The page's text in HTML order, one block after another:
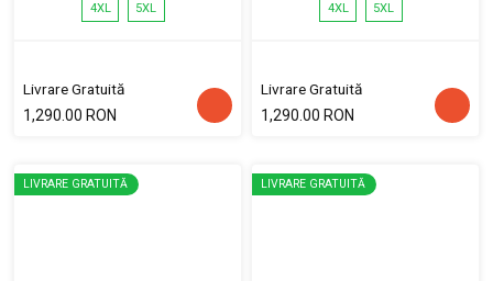
4XL 5XL
Livrare Gratuită
1,290.00 RON
4XL 5XL
Livrare Gratuită
1,290.00 RON
LIVRARE GRATUITĂ LIVRARE GRATUITĂ